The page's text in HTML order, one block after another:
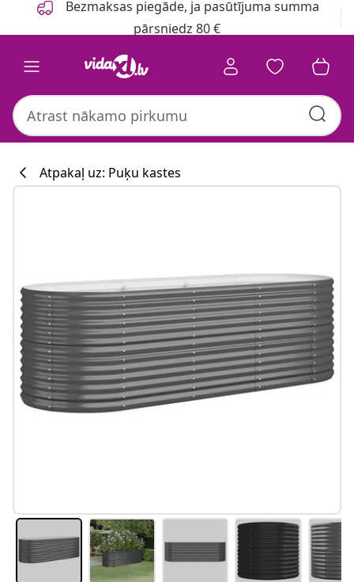
Bezmaksas piegāde, ja pasūtījuma summa
pārsniedz 80 €
Atpakaļ uz: Puķu kastes